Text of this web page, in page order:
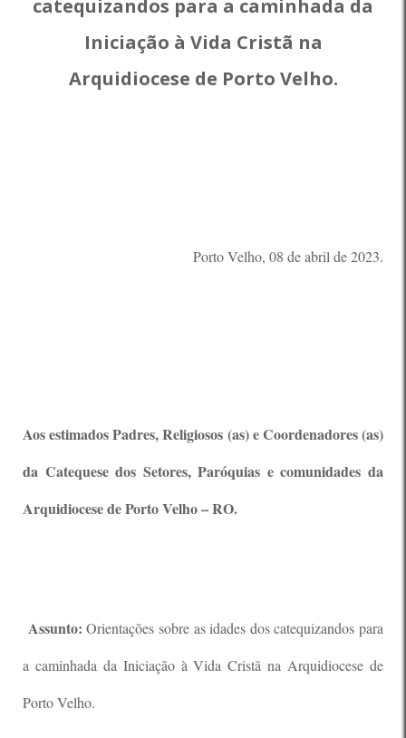
catequizandos para a caminhada da
Iniciação à Vida Cristã na
Arquidiocese de Porto Velho.
Porto Velho, 08 de abril de 2023.
Aos estimados Padres, Religiosos (as) e Coordenadores (as)
da Catequese dos Setores, Paróquias e comunidades da
Arquidiocese de Porto Velho – RO.
Assunto:Orientações sobre as idades dos catequizandos para
a caminhada da Iniciação à Vida Cristã na Arquidiocese de
Porto Velho.